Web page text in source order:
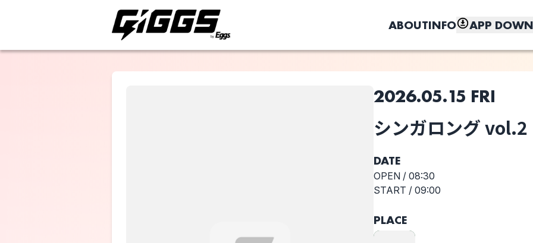
ABOUTINFO APP
2026.05.15 FRI
シンガロング vol.2
DATE
OPEN / 08:30
START / 09:00
PLACE
このライブの取り置きは終了しました